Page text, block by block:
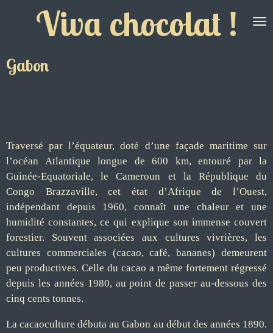
Passer
principal
Viva chocolat !
Gabon
Traversé par l’équateur, doté d’une façade maritime sur
l’océan Atlantique longue de 600 km, entouré par la
Guinée-Equatoriale, le Cameroun et la République du
Congo Brazzaville, cet état d’Afrique de l’Ouest,
indépendant depuis 1960, connaît une chaleur et une
humidité constantes, ce qui explique son immense couvert
forestier. Souvent associées aux cultures vivrières, les
cultures commerciales (cacao, café, bananes) demeurent
peu productives. Celle du cacao a même fortement régressé
depuis les années 1980, au point de passer au-dessous des
cinq cents tonnes.
La cacaoculture débuta au Gabon au début des années 1890.